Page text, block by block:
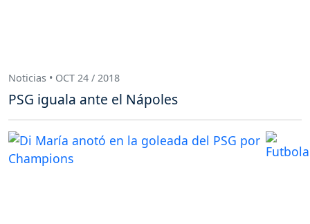
Noticias • OCT 24 / 2018
PSG iguala ante el Nápoles